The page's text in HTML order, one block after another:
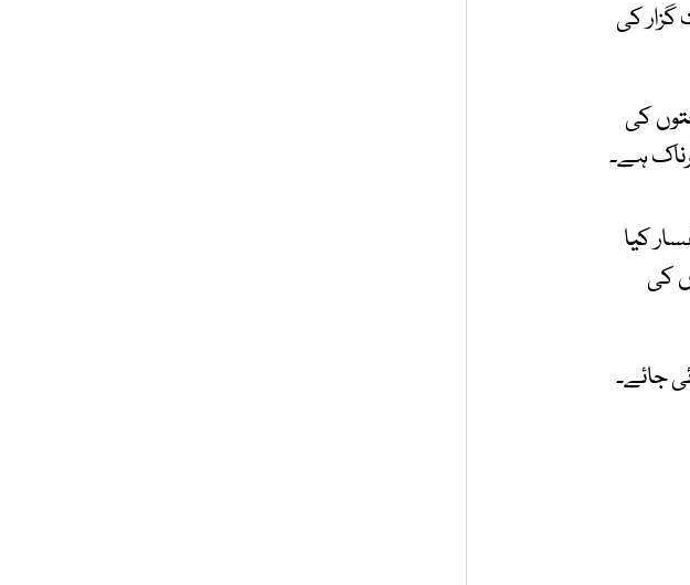
کی
کی
ہے۔
کیا
کی
جائے۔